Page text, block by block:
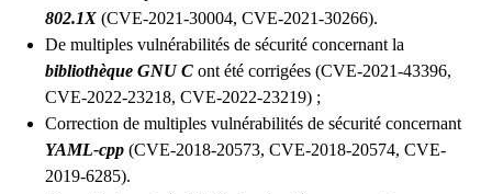
802.1X (CVE-2021-30004, CVE-2021-30266).
De multiples vulnérabilités de sécurité concernant la
bibliothèque GNU C ont été corrigées (CVE-2021-43396,
CVE-2022-23218, CVE-2022-23219) ;
Correction de multiples vulnérabilités de sécurité concernant
YAML-cpp (CVE-2018-20573, CVE-2018-20574, CVE-
2019-6285).